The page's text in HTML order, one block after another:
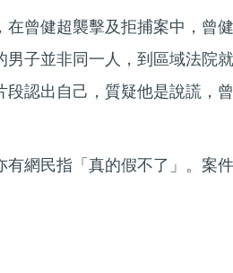
在曾健超襲擊及拒捕案中，曾健
子並非同一人，到區域法院就
認出自己，質疑他是說謊，曾
網民指「真的假不了」。案件